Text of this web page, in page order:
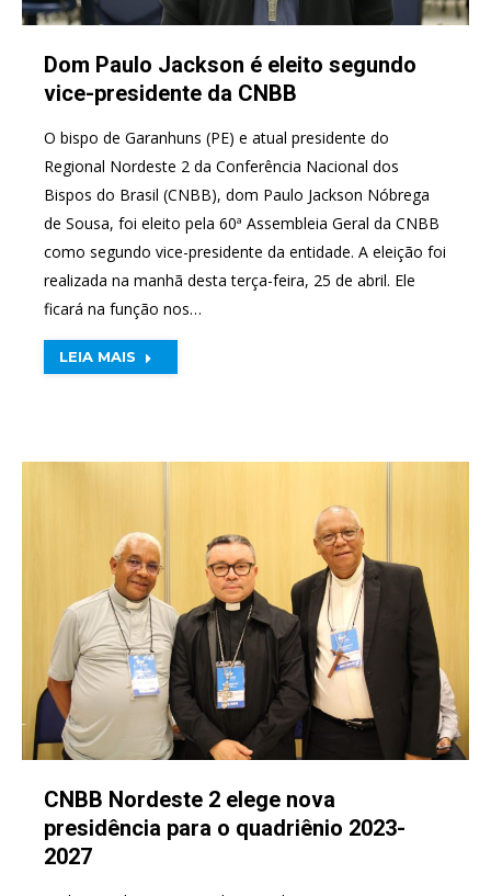
Dom Paulo Jackson é eleito segundo
vice-presidente da CNBB
O bispo de Garanhuns (PE) e atual presidente do
Regional Nordeste 2 da Conferência Nacional dos
Bispos do Brasil (CNBB), dom Paulo Jackson Nóbrega
de Sousa, foi eleito pela 60ª Assembleia Geral da CNBB
como segundo vice-presidente da entidade. A eleição foi
realizada na manhã desta terça-feira, 25 de abril. Ele
ficará na função nos…
LEIA MAIS
CNBB Nordeste 2 elege nova
presidência para o quadriênio 2023-
2027